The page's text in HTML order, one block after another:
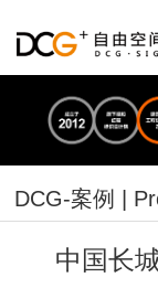
DCG-案例 |
中国长